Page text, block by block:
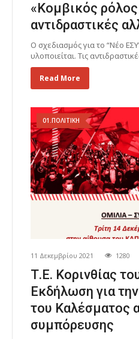
«Κομβικός ρόλος
αντιδραστικές
Ο σχεδιασμός για το “Νέο
υλοποιείται. Τις
Read More
01.ΠΟΛΙΤΙΚΗ
11 Δεκεμβρίου 2021 1280
Τ.Ε. Κορινθίας
Εκδήλωση για
του Καλέσματος
συμπόρευσης